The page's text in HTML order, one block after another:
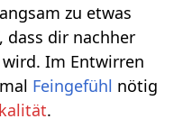
zu etwas
dass dir nachher
Im Entwirren
Feingefühl nötig
.